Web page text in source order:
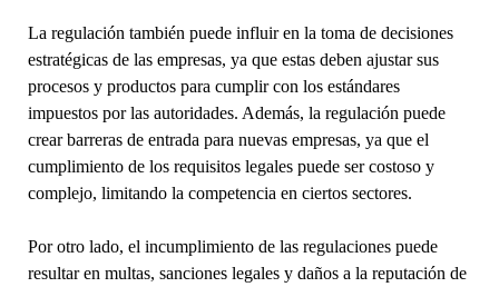
La regulación también puede influir en la toma de decisiones
estratégicas de las empresas, ya que estas deben ajustar sus
procesos y productos para cumplir con los estándares
impuestos por las autoridades. Además, la regulación puede
crear barreras de entrada para nuevas empresas, ya que el
cumplimiento de los requisitos legales puede ser costoso y
complejo, limitando la competencia en ciertos sectores.
Por otro lado, el incumplimiento de las regulaciones puede
resultar en multas, sanciones legales y daños a la reputación de